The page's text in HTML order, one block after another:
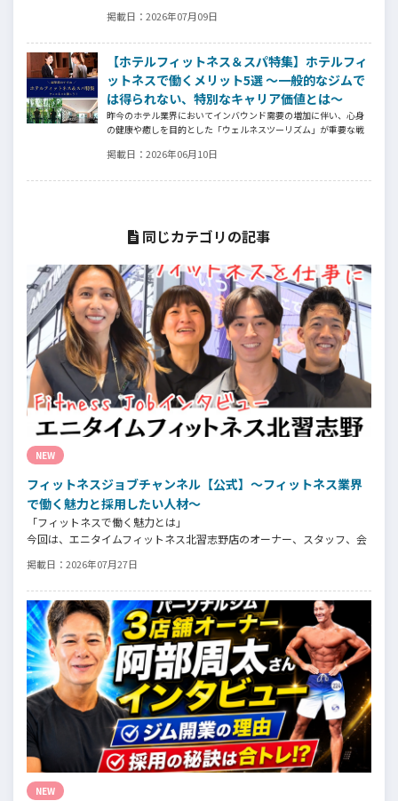
ートをしていきます。
掲載日： 2026年07月09日
【ホテルフィットネス＆スパ特集】ホテルフィ
ットネスで働くメリット5選 ～一般的なジムで
は得られない、特別なキャリア価値とは～
昨今のホテル業界においてインバウンド需要の増加に伴い、心身
の健康や癒しを目的とした「ウェルネスツーリズム」が重要な戦
ガインストラクター、ピラティス指導者、ストレッチトレーナ
掲載日： 2026年06月10日
同じカテゴリの記事
NEW
フィットネスジョブチャンネル【公式】～フィットネス業界
で働く魅力と採用したい人材～
「フィットネスで働く魅力とは」
今回は、エニタイムフィットネス北習志野店のオーナー、スタッフ、会
ンタビュー。オーナー様からはスタッフの採用基準、実際に採用された
スタッフの皆様からは働き甲斐や動機、お客様からはそのスタッフの皆
様がつくる施設やフィットネスについての魅力を語っていただきまし
た。
掲載日： 2026年07月27日
NEW